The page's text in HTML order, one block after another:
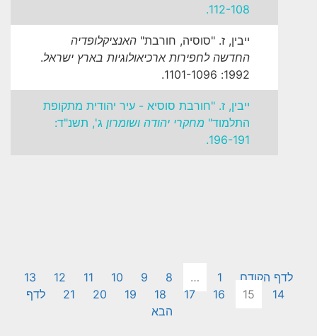
112-108.
ייבין, ז. "סוסיה, חורבת" האנציקלופדיה
החדשה לחפירות ארכיאולוגיות בארץ ישראל.
1992: 1101-1096.
ייבין, ז. "חורבת סוסיא - עיר יהודית מתקופת
התלמוד" מחקרי יהודה ושומרון ג', תשנ"ד:
196-191.
לדף הקודם 1
…
8
9
10
11
12
13
14
15
16
17
18
19
20
21
לדף
הבא